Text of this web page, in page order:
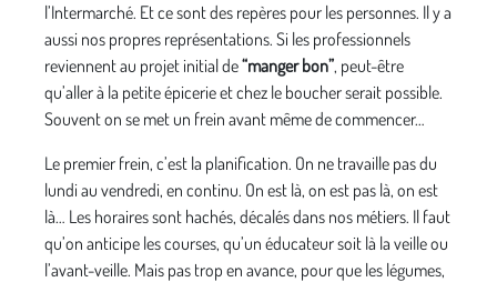
l’Intermarché. Et ce sont des repères pour les personnes. Il y a
aussi nos propres représentations. Si les professionnels
reviennent au projet initial de“manger bon”, peut-être
qu’aller à la petite épicerie et chez le boucher serait possible.
Souvent on se met un frein avant même de commencer…
Le premier frein, c’est la planification. On ne travaille pas du
lundi au vendredi, en continu. On est là, on est pas là, on est
là… Les horaires sont hachés, décalés dans nos métiers. Il faut
qu’on anticipe les courses, qu’un éducateur soit là la veille ou
l’avant-veille. Mais pas trop en avance, pour que les légumes,